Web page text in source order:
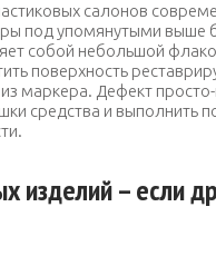
салонов
под упомянутыми выше
собой небольшой
поверхность
маркера. Дефект
средства и выполнить
изделий – если